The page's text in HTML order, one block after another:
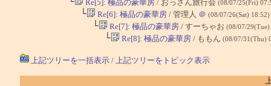
Re[5]: 極品の豪華房/ おっさん旅行会 (08/07/25(Fri)
└ Re[6]: 極品の豪華房/ 管理人 ＠ (08/07/26(Sat) 18:52)
└ Re[7]: 極品の豪華房/ すーちゃお (08/07/
└ Re[8]: 極品の豪華房/ ももん (08/07/31(Thu)
上記ツリーを一括表示/ 上記ツリーをトピック表示